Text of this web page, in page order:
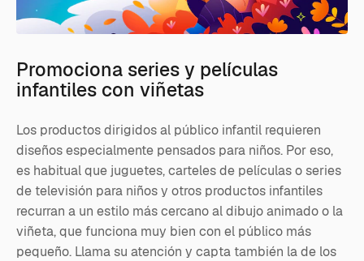
Promociona series y películas
infantiles con viñetas
Los productos dirigidos al público infantil requieren
diseños especialmente pensados para niños. Por eso,
es habitual que juguetes, carteles de películas o series
de televisión para niños y otros productos infantiles
recurran a un estilo más cercano al dibujo animado o la
viñeta, que funciona muy bien con el público más
pequeño. Llama su atención y capta también la de los